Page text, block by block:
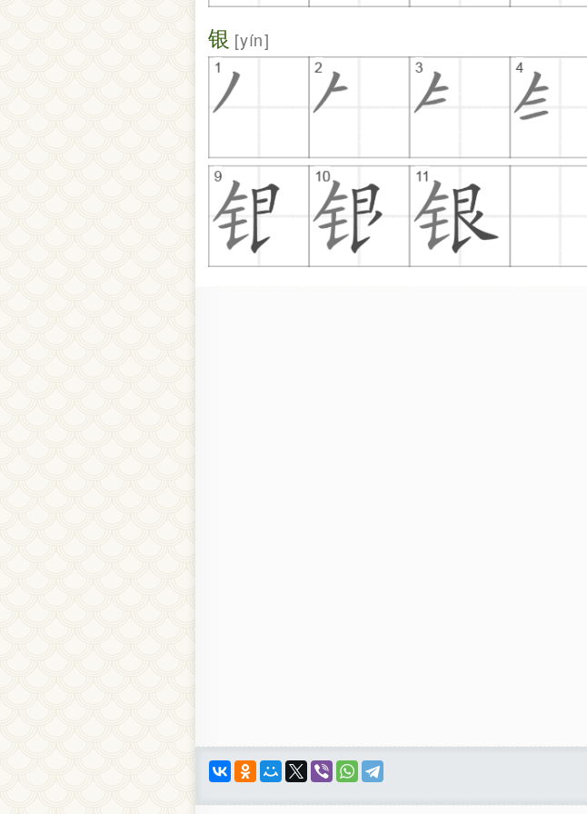
银 yín